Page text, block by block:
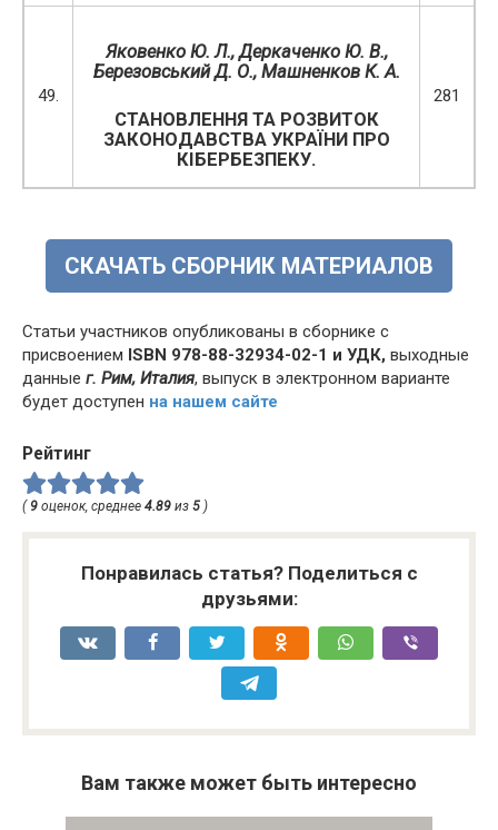
49.
Яковенко Ю. Л., Деркаченко Ю. В.,
Березовський Д. О., Машненков К. А.
СТАНОВЛЕННЯ ТА РОЗВИТОК
ЗАКОНОДАВСТВА УКРАЇНИ ПРО
КІБЕРБЕЗПЕКУ.
281
СКАЧАТЬ СБОРНИК МАТЕРИАЛОВ
Статьи участников опубликованы в сборнике с
присвоением ISBN 978-88-32934-02-1 и УДК, выходные
данные г. Рим, Италия, выпуск в электронном варианте
будет доступен на нашем сайте
Рейтинг
( 9 оценок, среднее 4.89 из 5 )
Понравилась статья? Поделиться с
друзьями:
Вам также может быть интересно